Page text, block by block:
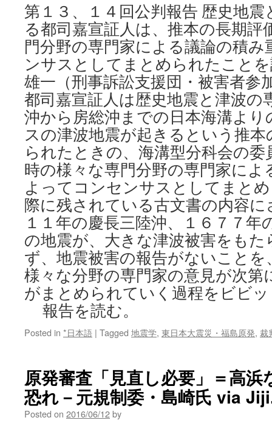
第１３、１４回公判報告 歴史地
る都司嘉宣証人は、推本の長期評
門分野の専門家による議論の積
ンサスとしてまとめられたこと
雄一（刑事訴訟支援団・被害者参
都司嘉宣証人は歴史地震と津波の
沖から房総沖までの日本海溝よ
スの津波地震が起きるという推
られたときの、海溝型分科会の
時の様々な専門分野の専門家に
よってコンセンサスとしてまと
際に残されている古文書の内容
１１年の慶長三陸沖、１６７７年
の地震が、大きな津波被害をも
ず、地震被害の報告がないこと
様々な分野の専門家の意見が次第
がまとめられていく過程をビビ
報告を読む。
Posted in *日本語 | Tagged 地震学, 東日本大震災・福島原発, 裁
原発審査「見直し必要」＝高
恐れ－元規制委・島崎氏 via
Posted on 2016/06/12by